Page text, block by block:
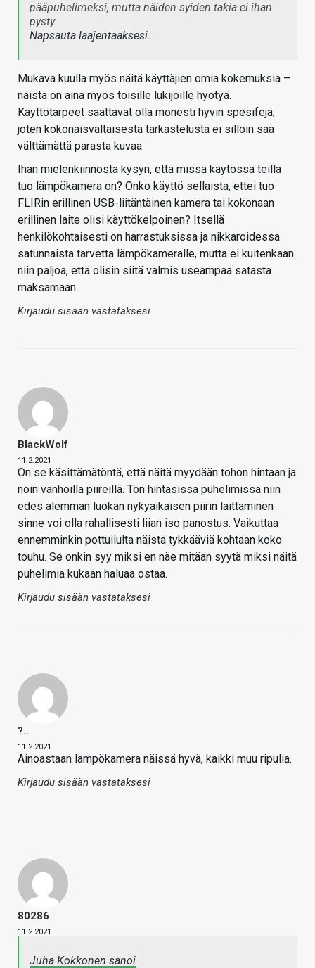
pääpuhelimeksi, mutta näiden syiden takia ei ihan
pysty.
Napsauta laajentaaksesi…
Mukava kuulla myös näitä käyttäjien omia kokemuksia –
näistä on aina myös toisille lukijoille hyötyä.
Käyttötarpeet saattavat olla monesti hyvin spesifejä,
joten kokonaisvaltaisesta tarkastelusta ei silloin saa
välttämättä parasta kuvaa.
Ihan mielenkiinnosta kysyn, että missä käytössä teillä
tuo lämpökamera on? Onko käyttö sellaista, ettei tuo
FLIRin erillinen USB-liitäntäinen kamera tai kokonaan
erillinen laite olisi käyttökelpoinen? Itsellä
henkilökohtaisesti on harrastuksissa ja nikkaroidessa
satunnaista tarvetta lämpökameralle, mutta ei kuitenkaan
niin paljoa, että olisin siitä valmis useampaa satasta
maksamaan.
Kirjaudu sisään vastataksesi
BlackWolf
11.2.2021
On se käsittämätöntä, että näitä myydään tohon hintaan ja
noin vanhoilla piireillä. Ton hintasissa puhelimissa niin
edes alemman luokan nykyaikaisen piirin laittaminen
sinne voi olla rahallisesti liian iso panostus. Vaikuttaa
ennemminkin pottuilulta näistä tykkääviä kohtaan koko
touhu. Se onkin syy miksi en näe mitään syytä miksi näitä
puhelimia kukaan haluaa ostaa.
Kirjaudu sisään vastataksesi
?..
11.2.2021
Ainoastaan lämpökamera näissä hyvä, kaikki muu ripulia.
Kirjaudu sisään vastataksesi
80286
11.2.2021
Juha Kokkonen sanoi